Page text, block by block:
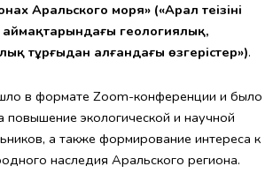
Аральского моря» («Арал теңізінің
аймақтарындағы геологиялық,
тұрғыдан алғандағы өзгерістер»).
в формате Zoom-конференции и было
повышение экологической и научной
а также формирование интереса к
наследия Аральского региона.